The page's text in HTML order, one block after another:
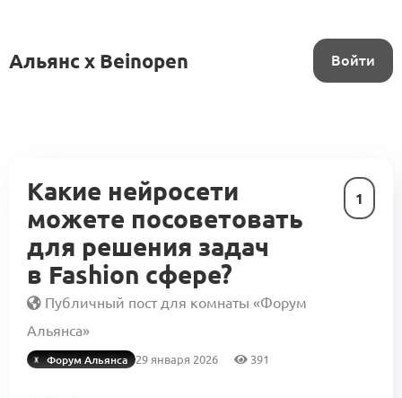
Альянс x Beinopen Войти
1
Какие нейросети
можете посоветовать
для решения задач
в Fashion сфере?
Публичный пост для комнаты «Форум
Альянса»
Форум Альянса 29 января 2026 391